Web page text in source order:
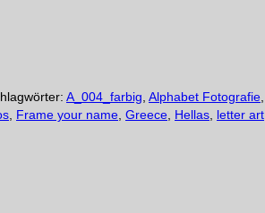
A_004_farbig Alphabet Fotografie
Frame your name Greece Hellas letter art